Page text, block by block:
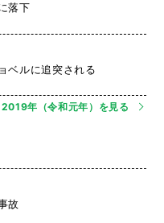
落下
ベルに追突される
2019年（令和元年）を見る
故